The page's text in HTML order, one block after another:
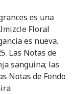
es una
Floral
es nueva.
Las Notas de
sanguina; las
Notas de Fondo